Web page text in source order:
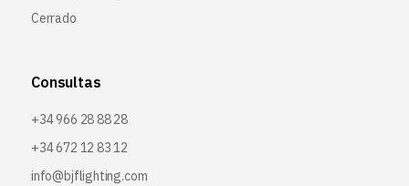
Cerrado
Consultas
+34 966 28 88 28
+34 672 12 83 12
info@bjflighting.com